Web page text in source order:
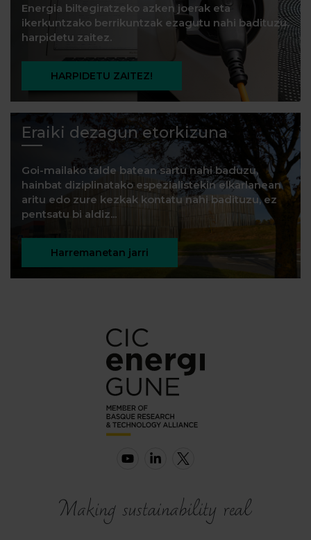
Energia biltegiratzeko azken joerak eta
ikerkuntzako berrikuntzak ezagutu nahi badituzu,
harpidetu zaitez.
HARPIDETU ZAITEZ!
Eraiki dezagun etorkizuna
Goi-mailako talde batean sartu nahi baduzu,
hainbat diziplinatako espezialistekin elkarlanean
aritu edo zure kezkak kontatu nahi badituzu, ez
pentsatu bi aldiz...
Harremanetan jarri